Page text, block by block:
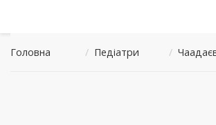
Головна / Педіатри /